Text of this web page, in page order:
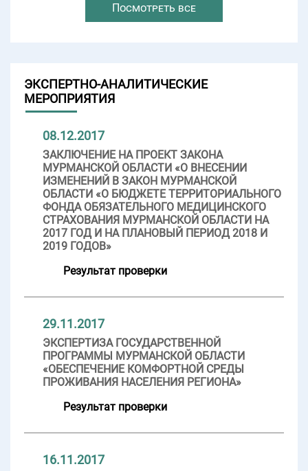
Посмотреть все
ЭКСПЕРТНО-АНАЛИТИЧЕСКИЕ
МЕРОПРИЯТИЯ
08.12.2017
ЗАКЛЮЧЕНИЕ НА ПРОЕКТ ЗАКОНА
МУРМАНСКОЙ ОБЛАСТИ «О ВНЕСЕНИИ
ИЗМЕНЕНИЙ В ЗАКОН МУРМАНСКОЙ
ОБЛАСТИ «О БЮДЖЕТЕ ТЕРРИТОРИАЛЬНОГО
ФОНДА ОБЯЗАТЕЛЬНОГО МЕДИЦИНСКОГО
СТРАХОВАНИЯ МУРМАНСКОЙ ОБЛАСТИ НА
2017 ГОД И НА ПЛАНОВЫЙ ПЕРИОД 2018 И
2019 ГОДОВ»
Результат проверки
29.11.2017
ЭКСПЕРТИЗА ГОСУДАРСТВЕННОЙ
ПРОГРАММЫ МУРМАНСКОЙ ОБЛАСТИ
«ОБЕСПЕЧЕНИЕ КОМФОРТНОЙ СРЕДЫ
ПРОЖИВАНИЯ НАСЕЛЕНИЯ РЕГИОНА»
Результат проверки
16.11.2017